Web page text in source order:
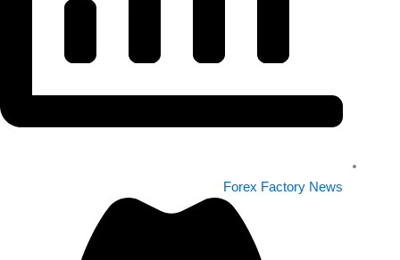
Forex Factory News